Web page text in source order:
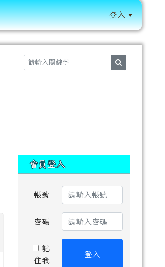
登入
會員登入
帳號
密碼
記
住我
登入